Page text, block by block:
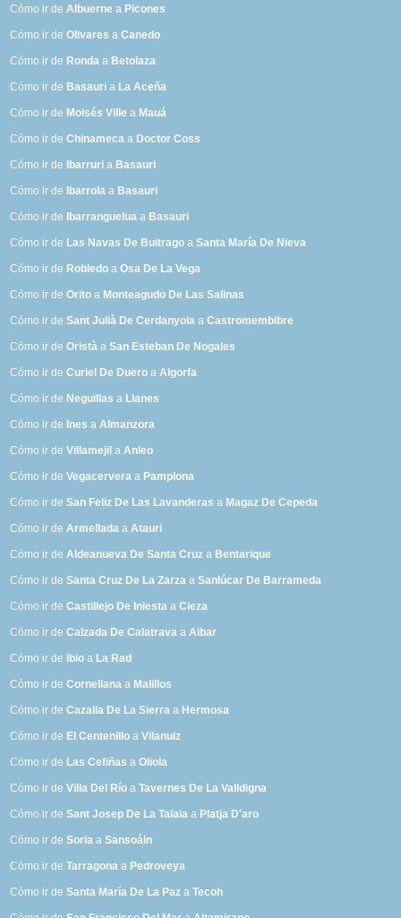
Cómo ir deAlbuerne a Picones
Cómo ir deOlivares aCanedo
Cómo ir de Ronda a Betolaza
Cómo ir de Basauri a La Aceña
Cómo ir de Moisés Ville a Mauá
Cómo ir deChinameca a Doctor Coss
Cómo ir de Ibarruri a Basauri
Cómo ir de Ibarrola a Basauri
Cómo ir de Ibarranguelua a Basauri
Cómo ir de Las Navas De Buitrago aSanta María De Nieva
Cómo ir de Robledo aOsa De La Vega
Cómo ir deOrito a Monteagudo De Las Salinas
Cómo ir deSant Julià De Cerdanyola aCastromembibre
Cómo ir deOristà aSan Esteban De Nogales
Cómo ir deCuriel De Duero aAlgorfa
Cómo ir de Neguillas a Llanes
Cómo ir de Ines aAlmanzora
Cómo ir deVillamejil aAnleo
Cómo ir deVegacervera a Pamplona
Cómo ir deSan Feliz De Las Lavanderas a Magaz De Cepeda
Cómo ir deArmellada aAtauri
Cómo ir deAldeanueva De Santa Cruz a Bentarique
Cómo ir deSanta Cruz De La Zarza aSanlúcar De Barrameda
Cómo ir deCastillejo De Iniesta aCieza
Cómo ir deCalzada De Calatrava aAibar
Cómo ir de Ibio a La Rad
Cómo ir deCornellana a Malillos
Cómo ir deCazalla De La Sierra a Hermosa
Cómo ir de El Centenillo aVilanuiz
Cómo ir de Las Cefiñas aOliola
Cómo ir deVilla Del Río aTavernes De La Valldigna
Cómo ir deSant Josep De La Talaia a Platja D'aro
Cómo ir deSoria aSansoáin
Cómo ir deTarragona a Pedroveya
Cómo ir deSanta María De La Paz aTecoh